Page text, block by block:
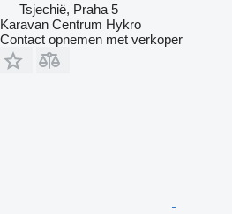
Tsjechië, Praha 5
Karavan Centrum Hykro
Contact opnemen met verkoper